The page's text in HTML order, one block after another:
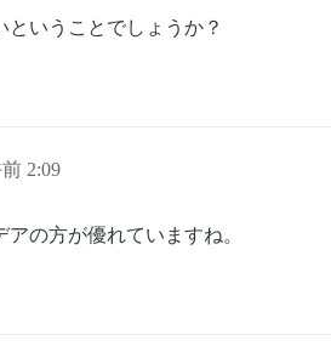
いうことでしょうか？
2:09
の方が優れていますね。